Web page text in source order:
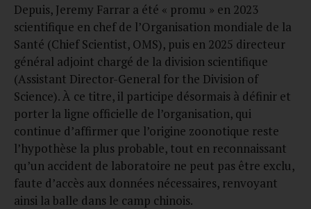
Depuis, Jeremy Farrar a été « promu » en 2023
scientifique en chef de l’Organisation mondiale de la
Santé (Chief Scientist, OMS), puis en 2025 directeur
général adjoint chargé de la division scientifique
(Assistant Director-General for the Division of
Science). À ce titre, il participe désormais à définir et
porter la ligne officielle de l’organisation, qui
continue d’affirmer que l’origine zoonotique reste
l’hypothèse la plus probable, tout en reconnaissant
qu’un accident de laboratoire ne peut pas être exclu,
faute d’accès aux données nécessaires, renvoyant
ainsi la balle dans le camp chinois.